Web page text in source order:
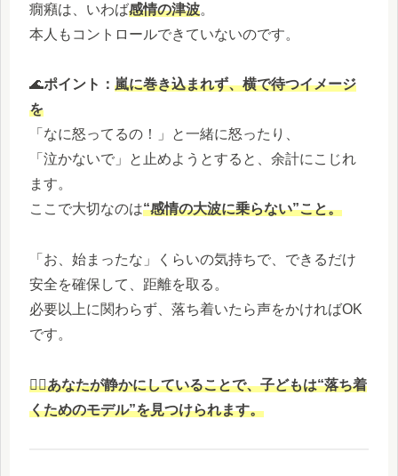
癇癪は、いわば感情の津波。
本人もコントロールできていないのです。
🌊ポイント： 嵐に巻き込まれず、横で待つイメージ
を
「なに怒ってるの！」と一緒に怒ったり、
「泣かないで」と止めようとすると、余計にこじれ
ます。
ここで大切なのは“感情の大波に乗らない”こと。
「お、始まったな」くらいの気持ちで、できるだけ
安全を確保して、距離を取る。
必要以上に関わらず、落ち着いたら声をかければOK
です。
🧘‍♀️あなたが静かにしていることで、子どもは“落ち着
くためのモデル”を見つけられます。